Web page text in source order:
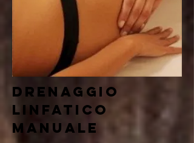
drenaggio
linfatico
manuale